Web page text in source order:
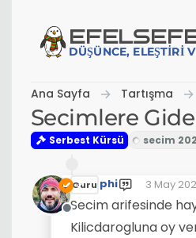
EFE
DÜŞÜNCE, ELEŞTIRI
Ana Sayfa Tartışma
Secimlere
Serbest Kürsü
Çevrimdışı
Guru phi 3 May
Son
Secim arifesinde
Kilicdarogluna oy